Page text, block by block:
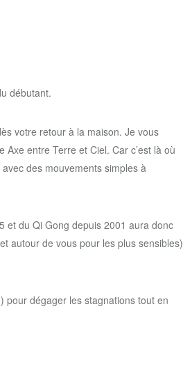
débutant.
votre retour à la maison. Je vous
entre Terre et Ciel. Car c’est là où
des mouvements simples à
et du Qi Gong depuis 2001 aura donc
autour de vous pour les plus sensibles)
pour dégager les stagnations tout en